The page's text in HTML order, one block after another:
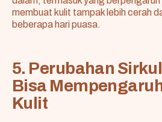
membuat kulit tampak lebih cerah
beberapa hari puasa.
5. Perubahan
Bisa
Kulit